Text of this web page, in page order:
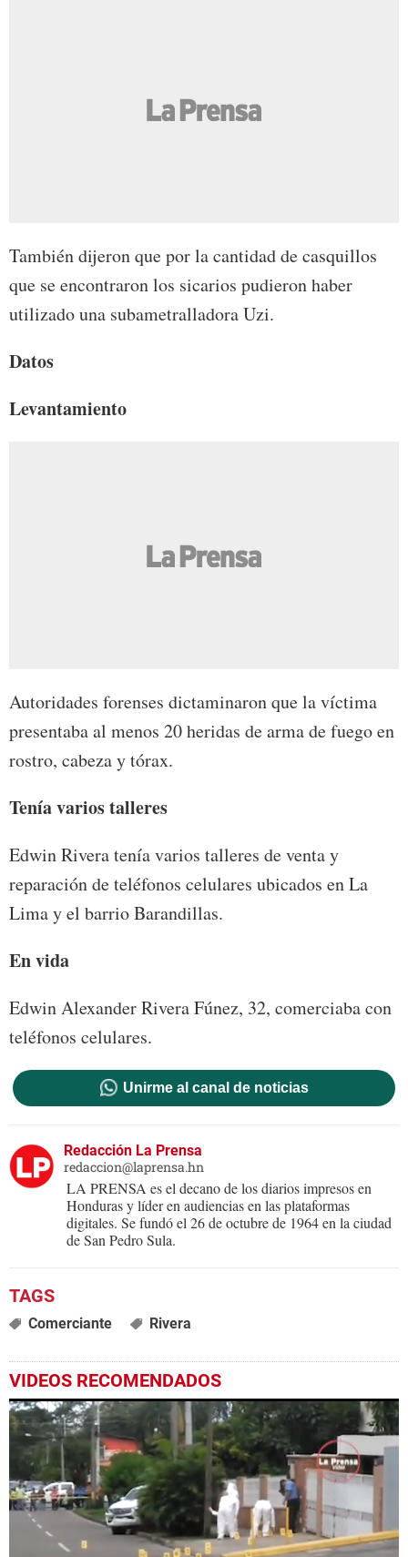
También dijeron que por la cantidad de casquillos
que se encontraron los sicarios pudieron haber
utilizado una subametralladora Uzi.
Datos
Levantamiento
Autoridades forenses dictaminaron que la víctima
presentaba al menos 20 heridas de arma de fuego en
rostro, cabeza y tórax.
Tenía varios talleres
Edwin Rivera tenía varios talleres de venta y
reparación de teléfonos celulares ubicados en La
Lima y el barrio Barandillas.
En vida
Edwin Alexander Rivera Fúnez, 32, comerciaba con
teléfonos celulares.
Unirme al canal de noticias
Redacción La Prensa
redaccion@laprensa.hn
LA PRENSA es el decano de los diarios impresos en
Honduras y líder en audiencias en las plataformas
digitales. Se fundó el 26 de octubre de 1964 en la ciudad
de San Pedro Sula.
Comerciante Rivera
VIDEOS RECOMENDADOS